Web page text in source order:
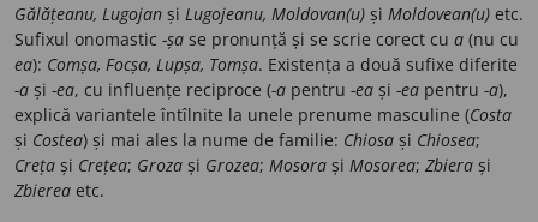
Gălățeanu, Lugojan și Lugojeanu, Moldovan(u) și Moldovean(u) etc.
Sufixul onomastic -șa se pronunță și se scrie corect cu a (nu cu
ea): Comșa, Focșa, Lupșa, Tomșa. Existența a două sufixe diferite
-a și -ea, cu influențe reciproce (-a pentru -ea și -ea pentru -a),
explică variantele întîlnite la unele prenume masculine (Costa
și Costea) și mai ales la nume de familie: Chiosa și Chiosea;
Creța și Crețea; Groza și Grozea; Mosora și Mosorea; Zbiera și
Zbierea etc.